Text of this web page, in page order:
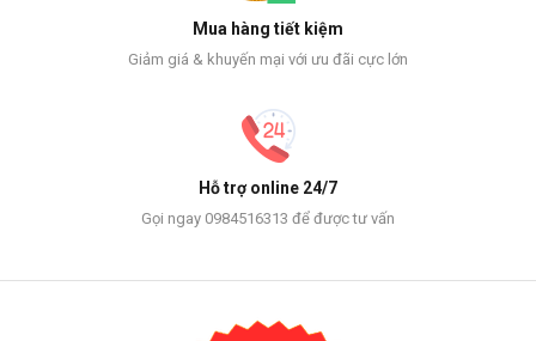
Mua hàng tiết kiệm
Giảm giá & khuyến mại với ưu đãi cực lớn
Hỗ trợ online 24/7
Gọi ngay 0984516313 để được tư vấn